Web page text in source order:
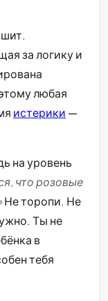
за логику и
любая
истерики —
на уровень
что розовые
Не торопи. Не
Ты не
в
тебя